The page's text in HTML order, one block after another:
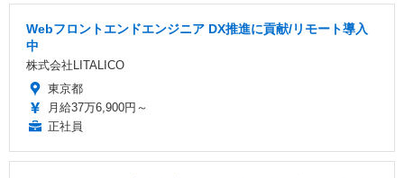
Webフロントエンドエンジニア DX推進に貢献/リモート導入
中
株式会社LITALICO
東京都
月給37万6,900円～
正社員